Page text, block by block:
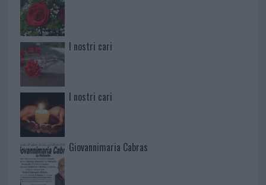
I nostri cari
I nostri cari
Giovannimaria Cabras